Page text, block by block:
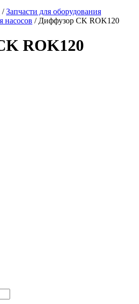
/Запчасти для оборудования
насосов / Диффузор CK ROK120
ROK120